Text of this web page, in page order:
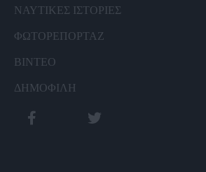
ΝΑΥΤΙΚΕΣ ΙΣΤΟΡΙΕΣ
ΦΩΤΟΡΕΠΟΡΤΑΖ
ΒΙΝΤΕΟ
ΔΗΜΟΦΙΛΗ